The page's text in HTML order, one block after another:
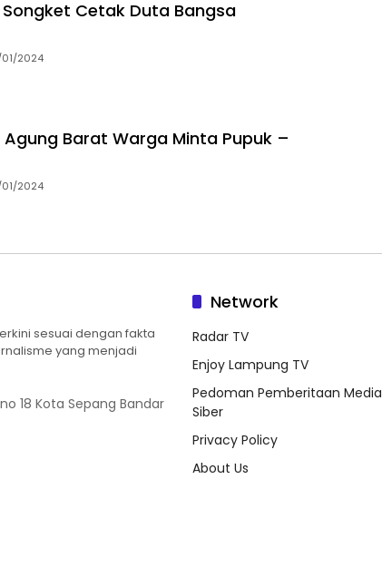
Songket Cetak Duta Bangsa
01/2024
Agung Barat Warga Minta Pupuk –
01/2024
sesuai dengan fakta
yang menjadi
18 Kota Sepang Bandar
Network
Radar TV
Enjoy Lampung TV
Pedoman Pemberitaan Media
Siber
Privacy Policy
About Us